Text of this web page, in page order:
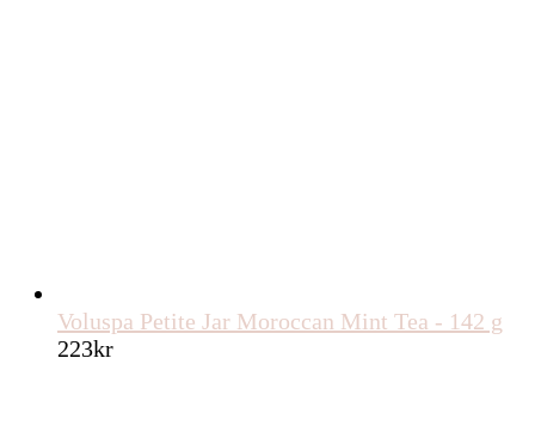
Voluspa Petite Jar Moroccan Mint Tea - 142 g
223kr